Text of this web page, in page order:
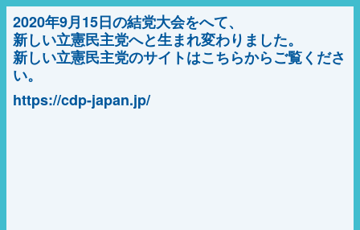
2020年9月15日の結党大会をへて、
新しい立憲民主党へと生まれ変わりました。
新しい立憲民主党のサイトはこちらからご覧くださ
い。
https://cdp-japan.jp/